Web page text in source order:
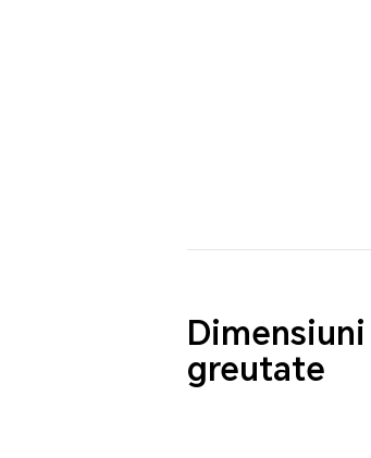
Dimensiuni
greutate